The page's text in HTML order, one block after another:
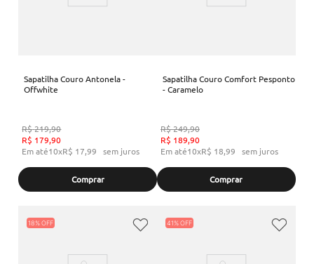
Sapatilha Couro Antonela -
Offwhite
R$219,90
R$ 179,90
Em até10xR$ 17,99 sem juros
Comprar
Sapatilha Couro Comfort Pesponto
- Caramelo
R$249,90
R$ 189,90
Em até10xR$ 18,99 sem juros
Comprar
18% 41%